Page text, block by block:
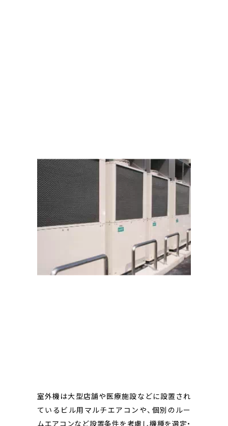
室外機は大型店舗や医療施設などに設置され
ているビル用マルチエアコンや、個別のルー
ムエアコンなど設置条件を考慮し機種を選定・